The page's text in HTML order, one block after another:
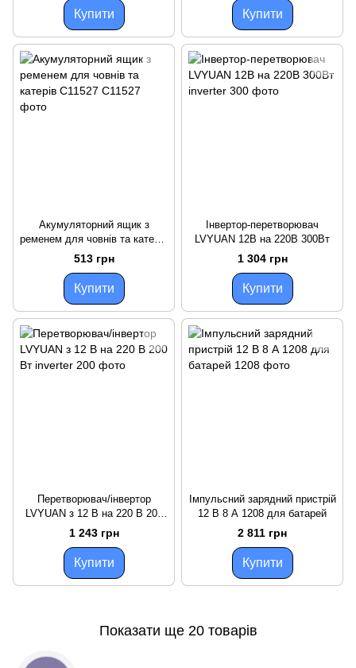
Купити Купити
Акумуляторний ящик з
ременем для човнів та катерів
C11527
513 грн
Купити
Інвертор-перетворювач
LVYUAN 12В на 220В 300Вт
1 304 грн
Купити
Перетворювач/інвертор
LVYUAN з 12 В на 220 В 200
Вт
1 243 грн
Купити
Імпульсний зарядний пристрій
12 В 8 А 1208 для батарей
2 811 грн
Купити
Показати ще 20 товарів